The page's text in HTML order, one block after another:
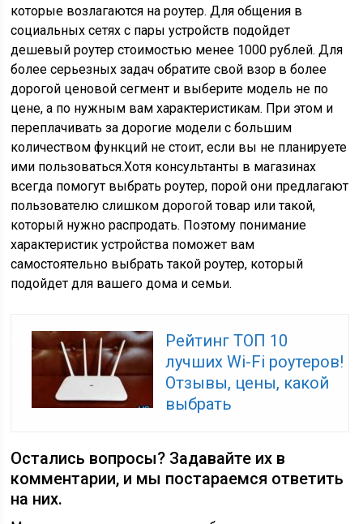
которые возлагаются на роутер. Для общения в
социальных сетях с пары устройств подойдет
дешевый роутер стоимостью менее 1000 рублей. Для
более серьезных задач обратите свой взор в более
дорогой ценовой сегмент и выберите модель не по
цене, а по нужным вам характеристикам. При этом и
переплачивать за дорогие модели с большим
количеством функций не стоит, если вы не планируете
ими пользоваться.Хотя консультанты в магазинах
всегда помогут выбрать роутер, порой они предлагают
пользователю слишком дорогой товар или такой,
который нужно распродать. Поэтому понимание
характеристик устройства поможет вам
самостоятельно выбрать такой роутер, который
подойдет для вашего дома и семьи.
Рейтинг ТОП 10
лучших Wi-Fi роутеров!
Отзывы, цены, какой
выбрать
Остались вопросы? Задавайте их в
комментарии, и мы постараемся ответить
на них.